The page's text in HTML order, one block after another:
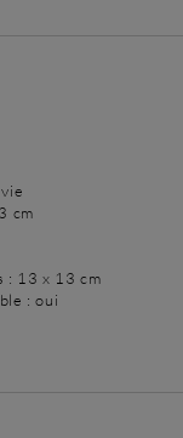
cm
: 13 x 13 cm
: oui